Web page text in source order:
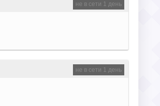
не в сети 1 день
не в сети 1 день